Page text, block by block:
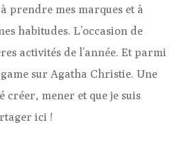
prendre mes marques et à
habitudes. L’occasion de
activités de l’année. Et parmi
sur Agatha Christie. Une
créer, mener et que je suis
ici !